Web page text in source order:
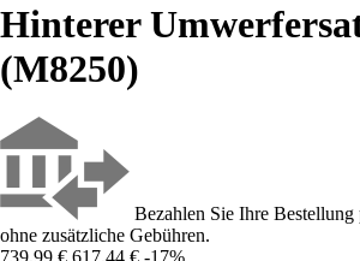
Hinterer
(M8250)
Bezahlen Sie Ihre
ohne zusätzliche Gebühren.